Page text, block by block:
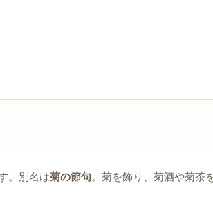
。別名は菊の節句。菊を飾り、菊酒や菊茶